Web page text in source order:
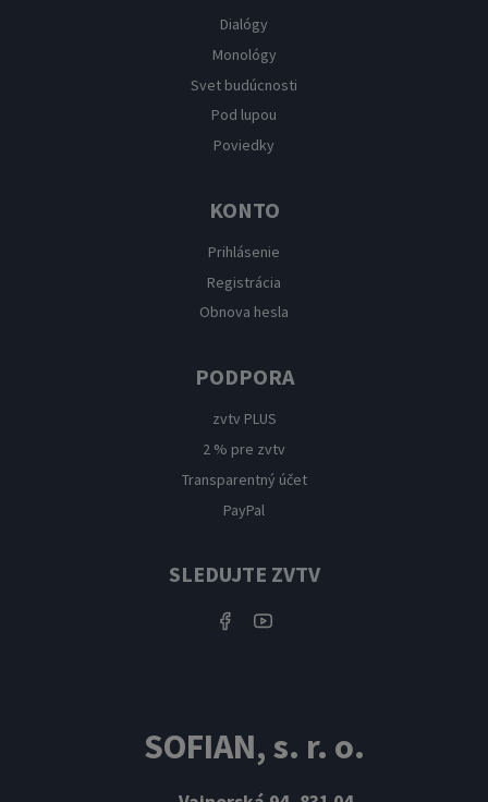
Dialógy
Monológy
Svet budúcnosti
Pod lupou
Poviedky
KONTO
Prihlásenie
Registrácia
Obnova hesla
PODPORA
zvtv PLUS
2 % pre zvtv
Transparentný účet
PayPal
SLEDUJTE ZVTV
SOFIAN, s. r. o.